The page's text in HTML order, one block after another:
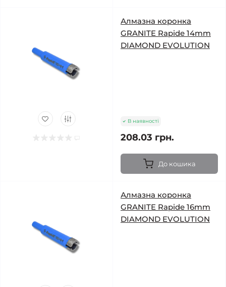
Алмазна коронка
GRANITE Rapide 14mm
DIAMOND EVOLUTION
В наявності
208.03 грн.
До кошика
Алмазна коронка
GRANITE Rapide 16mm
DIAMOND EVOLUTION